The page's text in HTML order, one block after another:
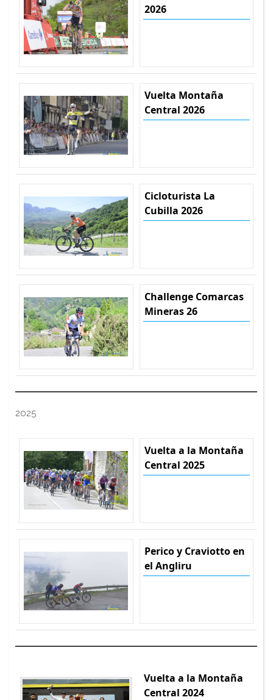
2026
Vuelta Montaña
Central 2026
Cicloturista La
Cubilla 2026
Challenge Comarcas
Mineras 26
2025
Vuelta a la Montaña
Central 2025
Perico y Craviotto en
el Angliru
Vuelta a la Montaña
Central 2024